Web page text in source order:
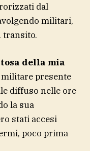
dal
militari,
transito.
della mia
militare presente
diffuso nelle ore
la sua
stati accesi
poco prima